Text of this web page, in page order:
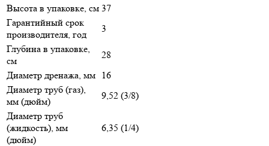
Высота в упаковке, см 37
Гарантийный срок
производителя, год
3
Глубина в упаковке,
см
28
Диаметр дренажа, мм
16
Диаметр труб (газ),
мм (дюйм)
9,52 (3/8)
Диаметр труб
(жидкость), мм
(дюйм)
6,35 (1/4)